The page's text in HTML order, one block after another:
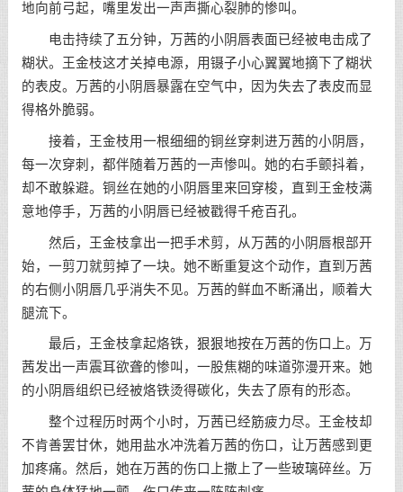
地向前弓起，嘴里发出一声声撕心裂肺的惨叫。
电击持续了五分钟，万茜的小阴唇表面已经被电击成了
糊状。王金枝这才关掉电源，用镊子小心翼翼地摘下了糊状
的表皮。万茜的小阴唇暴露在空气中，因为失去了表皮而显
得格外脆弱。
接着，王金枝用一根细细的铜丝穿刺进万茜的小阴唇，
每一次穿刺，都伴随着万茜的一声惨叫。她的右手颤抖着，
却不敢躲避。铜丝在她的小阴唇里来回穿梭，直到王金枝满
意地停手，万茜的小阴唇已经被戳得千疮百孔。
然后，王金枝拿出一把手术剪，从万茜的小阴唇根部开
始，一剪刀就剪掉了一块。她不断重复这个动作，直到万茜
的右侧小阴唇几乎消失不见。万茜的鲜血不断涌出，顺着大
腿流下。
最后，王金枝拿起烙铁，狠狠地按在万茜的伤口上。万
茜发出一声震耳欲聋的惨叫，一股焦糊的味道弥漫开来。她
的小阴唇组织已经被烙铁烫得碳化，失去了原有的形态。
整个过程历时两个小时，万茜已经筋疲力尽。王金枝却
不肯善罢甘休，她用盐水冲洗着万茜的伤口，让万茜感到更
加疼痛。然后，她在万茜的伤口上撒上了一些玻璃碎丝。万